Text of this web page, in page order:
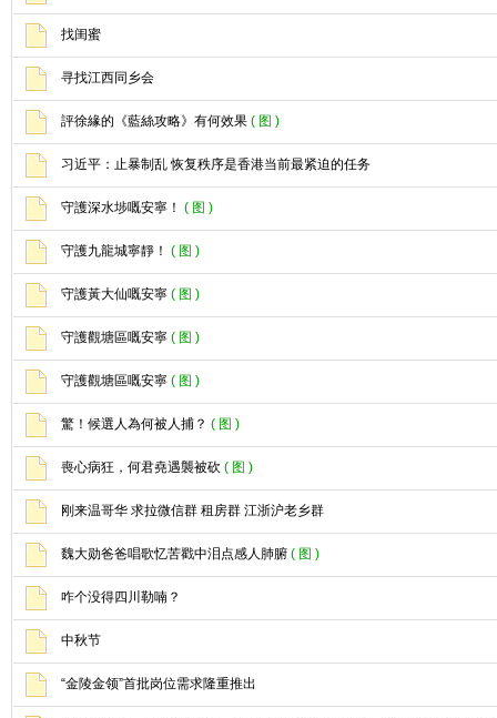
找闺蜜
寻找江西同乡会
評徐緣的《藍絲攻略》有何效果 ( 图 )
习近平：止暴制乱 恢复秩序是香港当前最紧迫的任务
守護深水埗嘅安寧！ ( 图 )
守護九龍城寧靜！ ( 图 )
守護黃大仙嘅安寧 ( 图 )
守護觀塘區嘅安寧 ( 图 )
守護觀塘區嘅安寧 ( 图 )
驚！候選人為何被人捕？ ( 图 )
喪心病狂，何君堯遇襲被砍 ( 图 )
刚来温哥华 求拉微信群 租房群 江浙沪老乡群
魏大勋爸爸唱歌忆苦戳中泪点感人肺腑 ( 图 )
咋个没得四川勒喃？
中秋节
“金陵金领”首批岗位需求隆重推出